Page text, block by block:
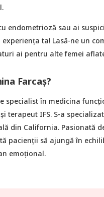
endometrioză sau ai
experiența ta! Lasă-ne un
ai pentru alte femei
Farcaș?
specialist în medicina
terapeut IFS. S-a
din California. Pasionată
pacienții să ajungă în
emoțional.